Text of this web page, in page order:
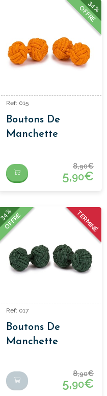
34%
OFFRE
Ref: 015
Boutons De
Manchette
Orange Clair
8,90€
5,90€
TERMINÉ
34%
OFFRE
Ref: 017
Boutons De
Manchette
Vert Foncé
8,90€
5,90€